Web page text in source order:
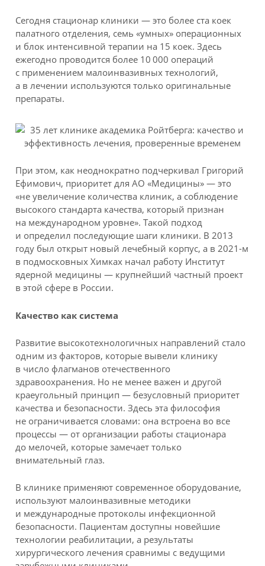
Сегодня стационар клиники — это более ста коек
палатного отделения, семь «умных» операционных
и блок интенсивной терапии на 15 коек. Здесь
ежегодно проводится более 10 000 операций
с применением малоинвазивных технологий,
а в лечении используются только оригинальные
препараты.
При этом, как неоднократно подчеркивал Григорий
Ефимович, приоритет для АО «Медицины» — это
«не увеличение количества клиник, а соблюдение
высокого стандарта качества, который признан
на международном уровне». Такой подход
и определил последующие шаги клиники. В 2013
году был открыт новый лечебный корпус, а в 2021-м
в подмосковных Химках начал работу Институт
ядерной медицины — крупнейший частный проект
в этой сфере в России.
Качество как система
Развитие высокотехнологичных направлений стало
одним из факторов, которые вывели клинику
в число флагманов отечественного
здравоохранения. Но не менее важен и другой
краеугольный принцип — безусловный приоритет
качества и безопасности. Здесь эта философия
не ограничивается словами: она встроена во все
процессы — от организации работы стационара
до мелочей, которые замечает только
внимательный глаз.
В клинике применяют современное оборудование,
используют малоинвазивные методики
и международные протоколы инфекционной
безопасности. Пациентам доступны новейшие
технологии реабилитации, а результаты
хирургического лечения сравнимы с ведущими